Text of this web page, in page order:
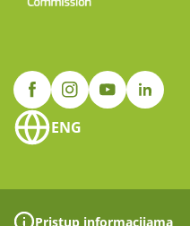
ENG
Pristup informacijama